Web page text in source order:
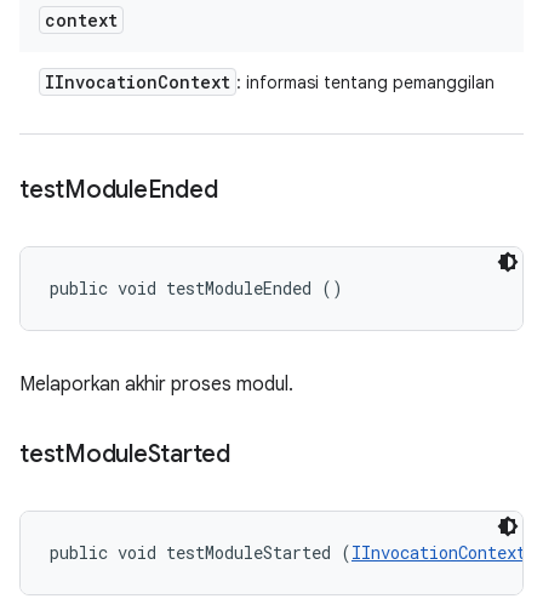
context
IInvocationContext : informasi tentang pemanggilan
testModuleEnded
public void testModuleEnded ()
Melaporkan akhir proses modul.
testModuleStarted
public void testModuleStarted (IInvocationContext